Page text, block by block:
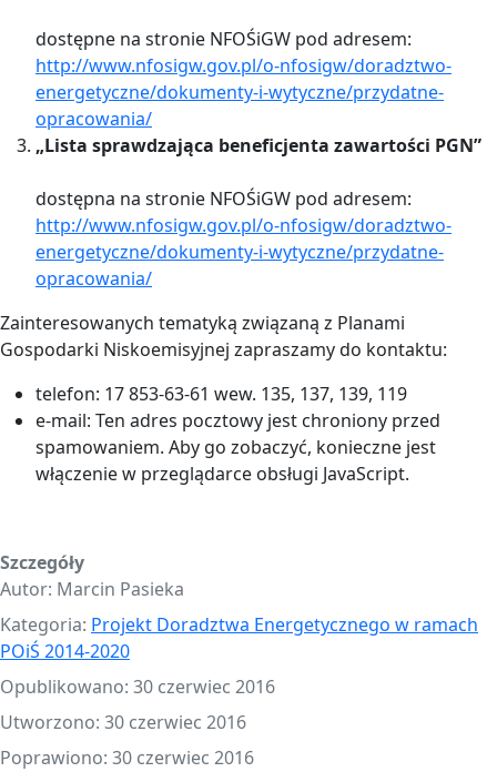
dostępne na stronie NFOŚiGW pod adresem:
http://www.nfosigw.gov.pl/o-nfosigw/doradztwo-
energetyczne/dokumenty-i-wytyczne/przydatne-
opracowania/
„Lista sprawdzająca beneficjenta zawartości PGN”
dostępna na stronie NFOŚiGW pod adresem:
http://www.nfosigw.gov.pl/o-nfosigw/doradztwo-
energetyczne/dokumenty-i-wytyczne/przydatne-
opracowania/
Zainteresowanych tematyką związaną z Planami
Gospodarki Niskoemisyjnej zapraszamy do kontaktu:
telefon: 17 853-63-61 wew. 135, 137, 139, 119
e-mail: Ten adres pocztowy jest chroniony przed
spamowaniem. Aby go zobaczyć, konieczne jest
włączenie w przeglądarce obsługi JavaScript.
Szczegóły
Autor: Marcin Pasieka
Kategoria: Projekt Doradztwa Energetycznego w ramach
POiŚ 2014-2020
Opublikowano: 30 czerwiec 2016
Utworzono: 30 czerwiec 2016
Poprawiono: 30 czerwiec 2016